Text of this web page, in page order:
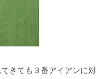
きても３番アイアンに対